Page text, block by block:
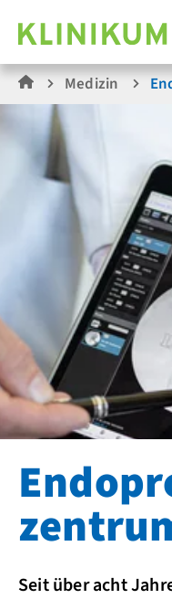
Medizin
Seit über acht